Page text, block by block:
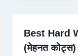
Best Hard
(मेहनत कोट्स)